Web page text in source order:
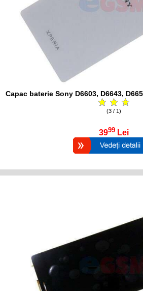
Capac baterie Sony D6603, D6643,
(3 / 1)
3999 Lei